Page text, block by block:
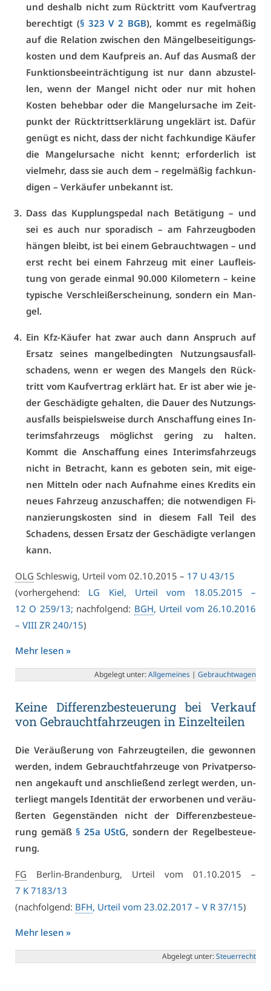
und des­halb nicht zum Rück­tritt vom Kauf­ver­trag
be­rech­tigt (§ 323 V 2 BGB), kommt es re­gel­mä­ßig
auf die Re­la­ti­on zwi­schen den Män­gel­be­sei­ti­gungs­
kos­ten und dem Kauf­preis an. Auf das Aus­maß der
Funk­ti­ons­be­ein­träch­ti­gung ist nur dann ab­zu­stel­
len, wenn der Man­gel nicht oder nur mit ho­hen
Kos­ten be­heb­bar oder die Man­gel­ur­sa­che im Zeit­
punkt der Rück­tritts­er­klä­rung un­ge­klärt ist. Da­für
ge­nügt es nicht, dass der nicht fach­kun­di­ge Käu­fer
die Man­gel­ur­sa­che nicht kennt; er­for­der­lich ist
viel­mehr, dass sie auch dem – re­gel­mä­ßig fach­kun­
di­gen – Ver­käu­fer un­be­kannt ist.
Dass das Kupp­lungs­pe­dal nach Be­tä­ti­gung – und
sei es auch nur spo­ra­disch – am Fahr­zeug­bo­den
hän­gen bleibt, ist bei ei­nem Ge­braucht­wa­gen – und
erst recht bei ei­nem Fahr­zeug mit ei­ner Lauf­leis­
tung von ge­ra­de ein­mal 90.000 Ki­lo­me­tern – kei­ne
ty­pi­sche Ver­schleiß­er­schei­nung, son­dern ein Man­
gel.
Ein Kfz-Käu­fer hat zwar auch dann An­spruch auf
Er­satz sei­nes man­gel­be­ding­ten Nut­zungs­aus­fall­
scha­dens, wenn er we­gen des Man­gels den Rück­
tritt vom Kauf­ver­trag er­klärt hat. Er ist aber wie je­
der Ge­schä­dig­te ge­hal­ten, die Dau­er des Nut­zungs­
aus­falls bei­spiels­wei­se durch An­schaf­fung ei­nes In­
te­rims­fahr­zeugs mög­lichst ge­ring zu hal­ten.
Kommt die An­schaf­fung ei­nes In­te­rims­fahr­zeugs
nicht in Be­tracht, kann es ge­bo­ten sein, mit ei­ge­
nen Mit­teln oder nach Auf­nah­me ei­nes Kre­dits ein
neu­es Fahr­zeug an­zu­schaf­fen; die not­wen­di­gen Fi­
nan­zie­rungs­kos­ten sind in die­sem Fall Teil des
Scha­dens, des­sen Er­satz der Ge­schä­dig­te ver­lan­gen
kann.
OLG Schles­wig, Ur­teil vom 02.10.2015 – 17 U 43/15
(vor­her­ge­hend: LG Kiel, Ur­teil vom 18.05.2015 –
12 O 259/13; nach­fol­gend: BGH, Ur­teil vom 26.10.2016
– VI­II ZR 240/15)
Mehr le­sen »
Ab­ge­legt un­ter:All­ge­mei­nes | Ge­braucht­wa­gen
Kei­ne Dif­fe­renz­be­steue­rung bei Ver­kauf
von Ge­braucht­fahr­zeu­gen in Ein­zel­tei­len
Die Ver­äu­ße­rung von Fahr­zeug­tei­len, die ge­won­nen
wer­den, in­dem Ge­braucht­fahr­zeu­ge von Pri­vat­per­so­
nen an­ge­kauft und an­schlie­ßend zer­legt wer­den, un­
ter­liegt man­gels Iden­ti­tät der er­wor­be­nen und ver­äu­
ßer­ten Ge­gen­stän­den nicht der Dif­fe­renz­be­steue­
rung ge­mäß§ 25a UStG, son­dern der Re­gel­be­steue­
rung.
FG Ber­lin-Bran­den­burg, Ur­teil vom 01.10.2015 –
7 K 7183/13
(nach­fol­gend: BFH, Ur­teil vom 23.02.2017 – V R 37/15)
Mehr le­sen »
Ab­ge­legt un­ter:Steu­er­recht